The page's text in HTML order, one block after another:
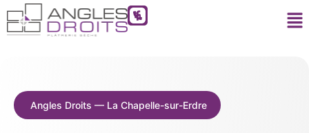
Angles Droits — La Chapelle-sur-Erdre